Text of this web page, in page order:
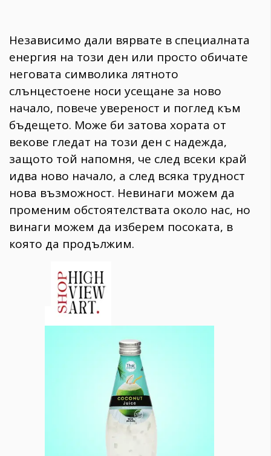
Независимо дали вярвате в специалната
енергия на този ден или просто обичате
неговата символика лятното
слънцестоене носи усещане за ново
начало, повече увереност и поглед към
бъдещето. Може би затова хората от
векове гледат на този ден с надежда,
защото той напомня, че след всеки край
идва ново начало, а след всяка трудност
нова възможност. Невинаги можем да
променим обстоятелствата около нас, но
винаги можем да изберем посоката, в
която да продължим.